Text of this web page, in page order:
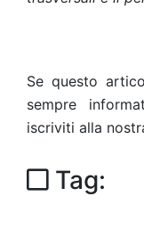
Se questo
sempre
iscriviti alla
Tag: